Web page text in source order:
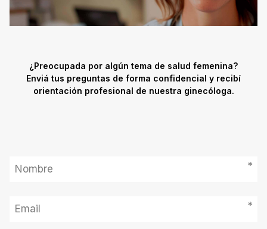
¿Preocupada por algún tema de salud femenina?
Enviá tus preguntas de forma confidencial y recibí
orientación profesional de nuestra ginecóloga.
*
*